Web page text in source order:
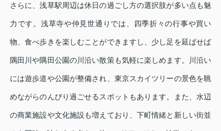
さらに、浅草駅周辺は休日の過ごし方の選択肢が多い点も魅
力です。浅草寺や仲見世通りでは、四季折々の行事や買い
物、食べ歩きを楽しむことができますし、少し足を延ばせば
隅田川や隅田公園の川沿い散策も気軽に楽しめます。川沿い
には遊歩道や公園が整備され、東京スカイツリーの景色を眺
めながらのんびり過ごせるスポットもあります。また、水辺
の商業施設や文化施設も増えており、下町情緒と新しい街並